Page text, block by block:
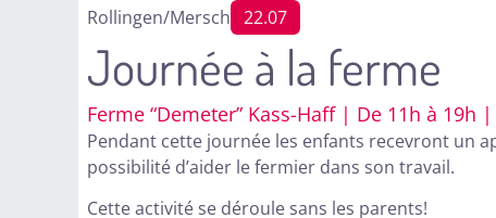
Rollingen/Mersch 22.07
Journée à la ferme
Ferme “Demeter” Kass-Haff | De 11h à 19h |
Pendant cette journée les enfants recevront un
possibilité d’aider le fermier dans son travail.
Cette activité se déroule sans les parents!